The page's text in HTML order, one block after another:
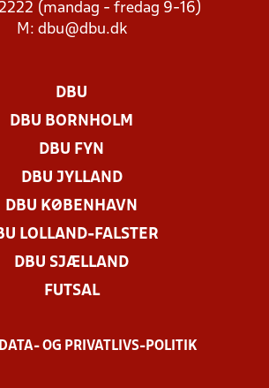
2222 (mandag - fredag 9-16)
M: dbu@dbu.dk
DBU
DBU BORNHOLM
DBU FYN
DBU JYLLAND
DBU KØBENHAVN
LOLLAND-FALSTER
DBU SJÆLLAND
FUTSAL
OG PRIVATLIVS-POLITIK